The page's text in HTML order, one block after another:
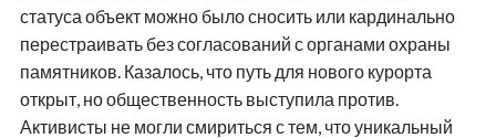
статуса объект можно было сносить или кардинально
перестраивать без согласований с органами охраны
памятников. Казалось, что путь для нового курорта
открыт, но общественность выступила против.
Активисты не могли смириться с тем, что уникальный